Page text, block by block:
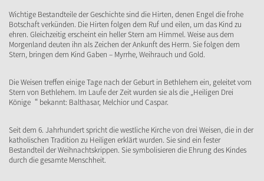
Wichtige Bestandteile der Geschichte sind die Hirten, denen Engel die frohe
Botschaft verkünden. Die Hirten folgen dem Ruf und eilen, um das Kind zu
ehren. Gleichzeitig erscheint ein heller Stern am Himmel. Weise aus dem
Morgenland deuten ihn als Zeichen der Ankunft des Herrn. Sie folgen dem
Stern, bringen dem Kind Gaben – Myrrhe, Weihrauch und Gold.
Die Weisen treffen einige Tage nach der Geburt in Bethlehem ein, geleitet vom
Stern von Bethlehem. Im Laufe der Zeit wurden sie als die „Heiligen Drei
Könige“ bekannt: Balthasar, Melchior und Caspar.
Seit dem 6. Jahrhundert spricht die westliche Kirche von drei Weisen, die in der
katholischen Tradition zu Heiligen erklärt wurden. Sie sind ein fester
Bestandteil der Weihnachtskrippen. Sie symbolisieren die Ehrung des Kindes
durch die gesamte Menschheit.